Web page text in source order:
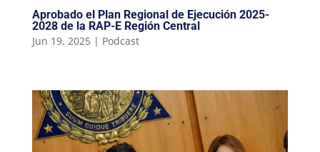
Aprobado el Plan Regional de Ejecución 2025-
2028 de la RAP-E Región Central
Jun 19, 2025| Podcast